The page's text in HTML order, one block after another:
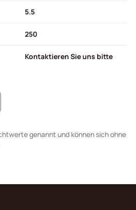
5.5
250
Kontaktieren Sie uns bitte
genannt und können sich ohne